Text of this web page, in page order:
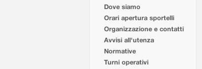
Dove siamo
Orari apertura sportelli
Organizzazione e contatti
Avvisi all'utenza
Normative
Turni operativi